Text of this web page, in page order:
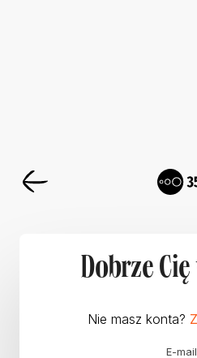
Dobrze
Nie masz konta?
E-mail